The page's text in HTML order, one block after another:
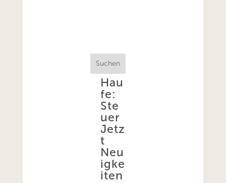
Suchen
Hau
fe:
Ste
uer
Jetz
t
Neu
igke
iten